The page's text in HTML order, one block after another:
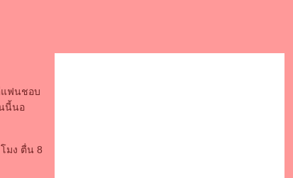
แฟนชอบ
นี้นอ
มง ตื่น 8